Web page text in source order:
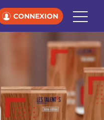
CONNEXION